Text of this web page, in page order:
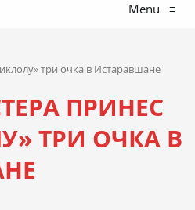
Menu ≡
три очка в Истаравшане
ПРИНЕС
ТРИ ОЧКА В